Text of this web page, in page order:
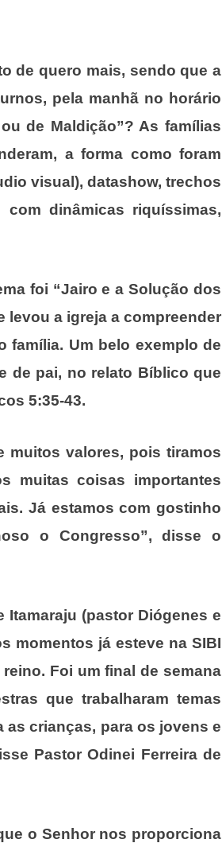
de quero mais, sendo que a
pela manhã no horário
de Maldição”? As famílias
a forma como foram
visual), datashow, trechos
dinâmicas riquíssimas,
foi “Jairo e a Solução dos
levou a igreja a compreender
família. Um belo exemplo de
de pai, no relato Bíblico que
5:35-43.
muitos valores, pois tiramos
muitas coisas importantes
Já estamos com gostinho
o Congresso”, disse o
(pastor Diógenes e
momentos já esteve na SIBI
Foi um final de semana
que trabalharam temas
as crianças, para os jovens e
Pastor Odinei Ferreira de
o Senhor nos proporciona